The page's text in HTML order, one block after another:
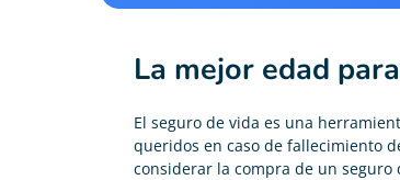
La mejor edad
El seguro de vida es una
queridos en caso de fallecimiento
considerar la compra de un